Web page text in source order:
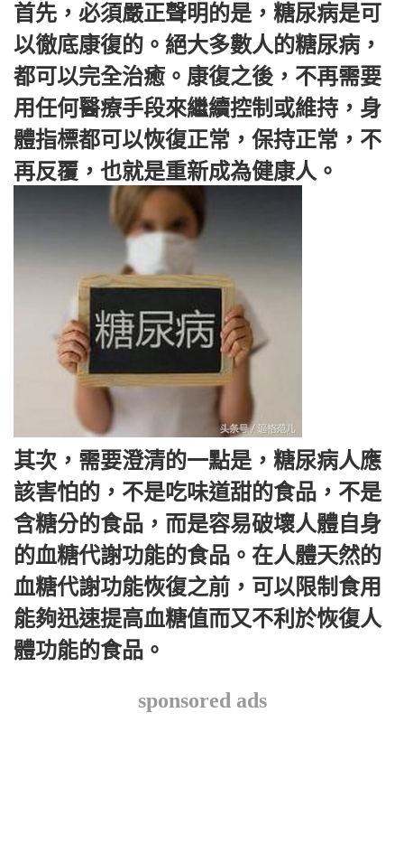
首先，必須嚴正聲明的是，糖尿病是可
以徹底康復的。絕大多數人的糖尿病，
都可以完全治癒。康復之後，不再需要
用任何醫療手段來繼續控制或維持，身
體指標都可以恢復正常，保持正常，不
再反覆，也就是重新成為健康人。
其次，需要澄清的一點是，糖尿病人應
該害怕的，不是吃味道甜的食品，不是
含糖分的食品，而是容易破壞人體自身
的血糖代謝功能的食品。在人體天然的
血糖代謝功能恢復之前，可以限制食用
能夠迅速提高血糖值而又不利於恢復人
體功能的食品。
sponsored ads